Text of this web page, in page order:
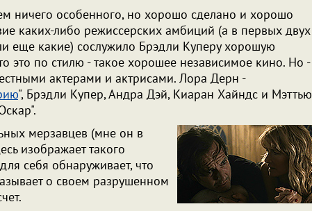
ничего особенного, но хорошо сделано и хорошо
каких-либо режиссерских амбиций (а в первых двух
еще какие) сослужило Брэдли Куперу хорошую
это по стилю - такое хорошее независимое кино. Но -
актерами и актрисами. Лора Дерн -
", Брэдли Купер, Андра Дэй, Киаран Хайндс и Мэттью
мерзавцев (мне он в
изображает такого
себя обнаруживает, что
о своем разрушенном